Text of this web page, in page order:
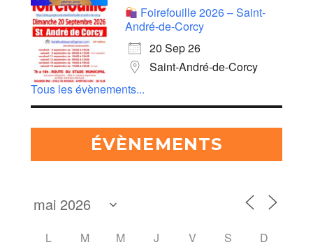
Foirefouille 2026 – Saint-
André-de-Corcy
20 Sep 26
Saint-André-de-Corcy
Tous les évènements...
ÉVÈNEMENTS
L M M J V S
D